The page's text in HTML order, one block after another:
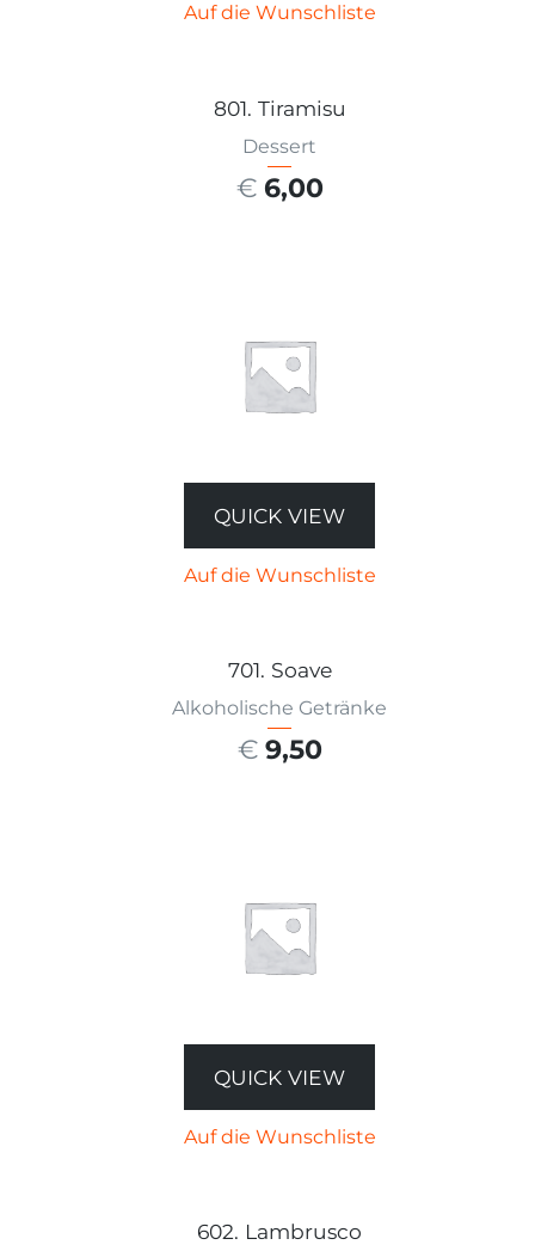
Auf die Wunschliste
801. Tiramisu
Dessert
€ 6,00
QUICK VIEW
Auf die Wunschliste
701. Soave
Alkoholische Getränke
€ 9,50
QUICK VIEW
Auf die Wunschliste
602. Lambrusco